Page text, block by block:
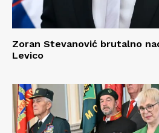
Zoran Stevanović brutalno
Levico